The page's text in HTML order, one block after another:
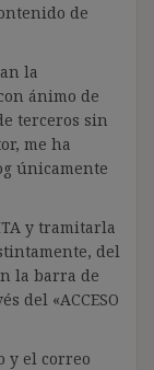
de
la
ánimo de
terceros sin
me ha
únicamente
y tramitarla
del
la barra de
del «ACCESO
y el correo